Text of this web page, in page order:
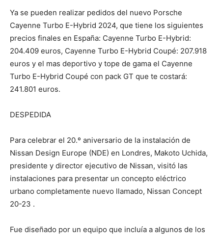
Ya se pueden realizar pedidos del nuevo Porsche
Cayenne Turbo E-Hybrid 2024, que tiene los siguientes
precios finales en España: Cayenne Turbo E-Hybrid:
204.409 euros, Cayenne Turbo E-Hybrid Coupé: 207.918
euros y el mas deportivo y tope de gama el Cayenne
Turbo E-Hybrid Coupé con pack GT que te costará:
241.801 euros.
DESPEDIDA
Para celebrar el 20.º aniversario de la instalación de
Nissan Design Europe (NDE) en Londres, Makoto Uchida,
presidente y director ejecutivo de Nissan, visitó las
instalaciones para presentar un concepto eléctrico
urbano completamente nuevo llamado, Nissan Concept
20-23 .
Fue diseñado por un equipo que incluía a algunos de los